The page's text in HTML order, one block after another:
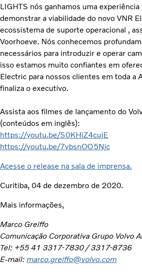
LIGHTS nós ganhamos uma
demonstrar a viabilidade do novo VNR
ecossistema de suporte operacional ,
Voorhoeve. Nós conhecemos
necessários para introduzir e operar
isso estamos muito confiantes em
Electric para nossos clientes em toda a
finaliza o executivo.
Assista aos filmes de lançamento do
(conteúdos em inglês):
https://youtu.be/S0KHiZ4cujE
https://youtu.be/7ybsnOO5Njc
Acesse o release na sala de imprensa.
Curitiba, 04 de dezembro de 2020.
Mais informações,
Marco Greiffo
Comunicação Corporativa Grupo Volvo
Tel: +55 41 3317-7830 / 3317-8736
E-mail: marco.greiffo@volvo.com